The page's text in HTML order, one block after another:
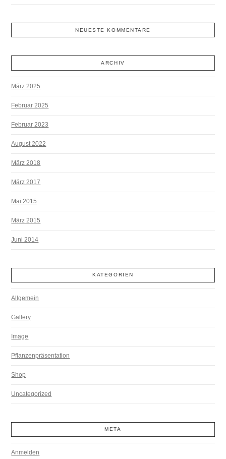
NEUESTE KOMMENTARE
ARCHIV
März 2025
Februar 2025
Februar 2023
August 2022
März 2018
März 2017
Mai 2015
März 2015
Juni 2014
KATEGORIEN
Allgemein
Gallery
Image
Pflanzenpräsentation
Shop
Uncategorized
META
Anmelden